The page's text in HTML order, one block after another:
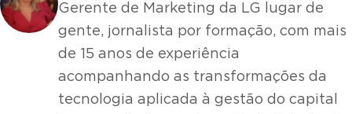
Gerente de Marketing da LG lugar de
gente, jornalista por formação, com mais
de 15 anos de experiência
acompanhando as transformações da
tecnologia aplicada à gestão do capital